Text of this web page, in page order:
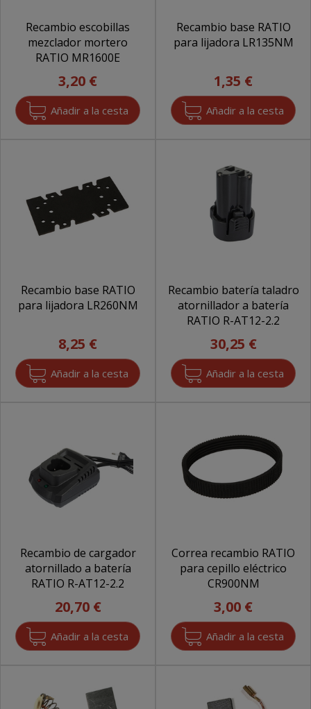
Recambio escobillas
mezclador mortero
RATIO MR1600E
3,20 €
Recambio base RATIO
para lijadora LR135NM
1,35 €
Recambio base RATIO
para lijadora LR260NM
8,25 €
Recambio batería taladro
atornillador a batería
RATIO R-AT12-2.2
30,25 €
Recambio de cargador
atornillado a batería
RATIO R-AT12-2.2
20,70 €
Correa recambio RATIO
para cepillo eléctrico
CR900NM
3,00 €